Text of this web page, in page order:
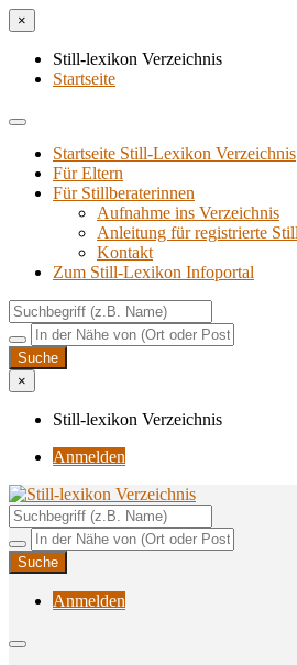
×
Still-lexikon Verzeichnis
Startseite
Startseite Still-Lexikon Verzeichnis
Für Eltern
Für Stillberaterinnen
Aufnahme ins Verzeichnis
Anlei­tung für regis­trier­te
Kon­takt
Zum Still-Lexikon Infoportal
×
Still-lexikon Verzeichnis
Anmelden
Still-lexikon Verzeichnis
Unterstützungsangebote rund ums Stillen
Anmelden